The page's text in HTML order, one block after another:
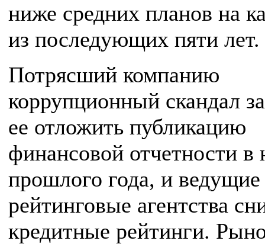
ниже средних планов на
из последующих пяти лет.
Потрясший компанию
коррупционный скандал
ее отложить публикацию
финансовой отчетности в
прошлого года, и ведущие
рейтинговые агентства
кредитные рейтинги.